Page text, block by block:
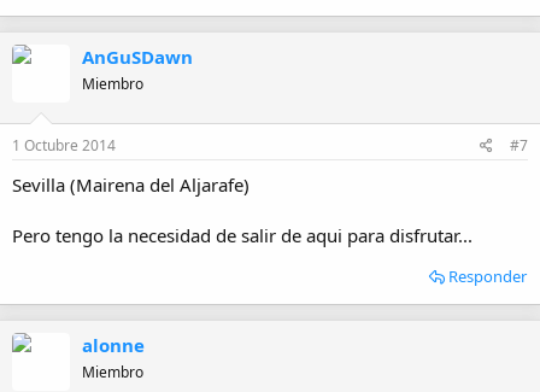
AnGuSDawn
Miembro
1 Octubre 2014 #7
Sevilla (Mairena del Aljarafe)
Pero tengo la necesidad de salir de aqui para disfrutar...
Responder
alonne
Miembro